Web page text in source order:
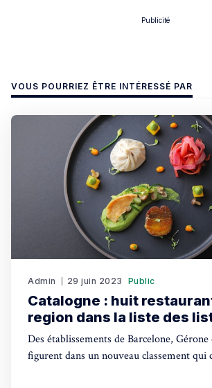
Publicité
VOUS POURRIEZ ÊTRE INTÉRESSÉ PAR
Admin 29 juin 2023 Public
Catalogne : huit
region dans la liste des
Des établissements de Barcelone,
figurent dans un nouveau classement qui